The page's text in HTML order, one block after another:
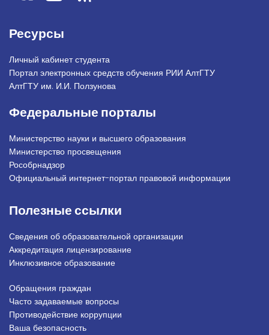
Ресурсы
Личный кабинет студента
Портал электронных средств обучения РИИ АлтГТУ
АлтГТУ им. И.И. Ползунова
Федеральные порталы
Министерство науки и высшего образования
Министерство просвещения
Рособрнадзор
Официальный интернет-портал правовой информации
Полезные ссылки
Сведения об образовательной организации
Аккредитация лицензирование
Инклюзивное образование
Подвал_право
Обращения граждан
Часто задаваемые вопросы
Противодействие коррупции
Ваша безопасность